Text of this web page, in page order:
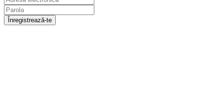
Înregistrează-te